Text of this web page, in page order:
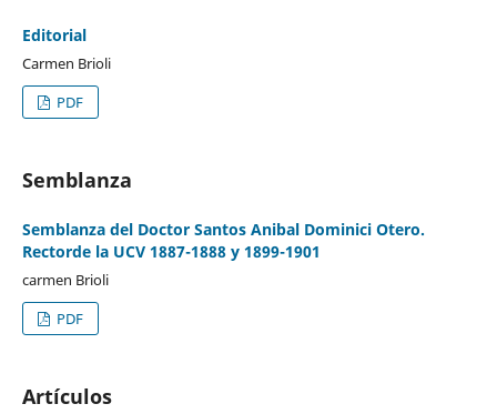
Editorial
Carmen Brioli
PDF
Semblanza
Semblanza del Doctor Santos Anibal Dominici Otero.
Rectorde la UCV 1887-1888 y 1899-1901
carmen Brioli
PDF
Artículos